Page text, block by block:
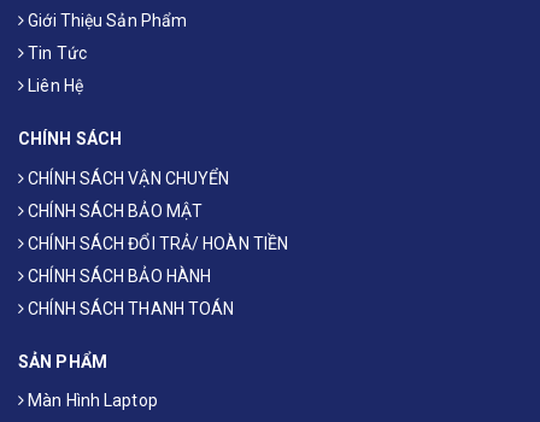
Giới Thiệu Sản Phẩm
Tin Tức
Liên Hệ
CHÍNH SÁCH
CHÍNH SÁCH VẬN CHUYỂN
CHÍNH SÁCH BẢO MẬT
CHÍNH SÁCH ĐỔI TRẢ/ HOÀN TIỀN
CHÍNH SÁCH BẢO HÀNH
CHÍNH SÁCH THANH TOÁN
SẢN PHẨM
Màn Hình Laptop